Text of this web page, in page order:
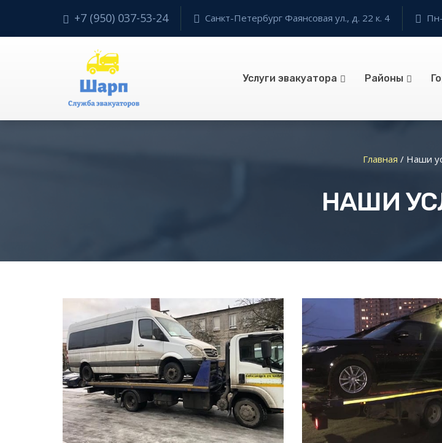
+7 (950) 037-53-24 Санкт-Петербург Фаянсовая ул., д. 22 к. 4
Услуги эвакуатора Районы
Главная / Наши
НАШИ